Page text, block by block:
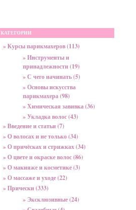
КАТЕГОРИИ
» Курсы парикмахеров (113)
» Инструменты и
принадлежности (19)
» С чего начинать (5)
» Основы искусства
парикмахера (98)
» Химическая завивка (36)
» Укладка волос (43)
» Введение и статьи (7)
» О волосах и не только (34)
» О причёсках и стрижках (34)
» О цвете и окраске волос (86)
» О макияже и косметике (3)
» О массаже и уходе (22)
» Прически (333)
» Эксклюзивные (24)